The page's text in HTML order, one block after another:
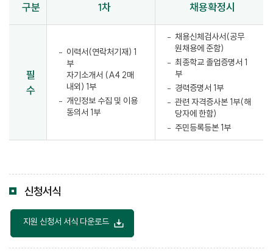
구분 1차 채용확정시
필
수
이력서(연락처기재) 1
부
자기소개서 (A4 2매
내외) 1부
개인정보 수집 및 이용
동의서 1부
채용신체검사서(공무
원채용에 준함)
최종학교 졸업증명서 1
부
경력증명서 1부
관련 자격증사본 1부(해
당자에 한함)
주민등록등본 1부
신청서식
지원 신청서 서식 다운로드